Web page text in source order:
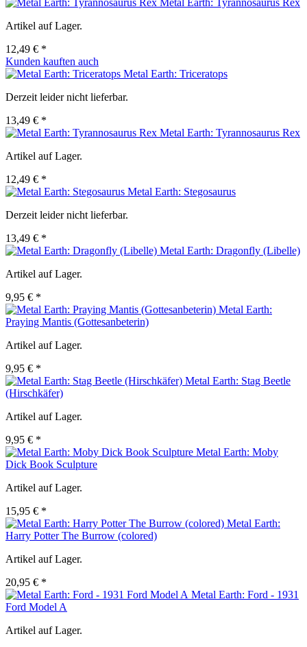
Metal Earth: Tyrannosaurus Rex
Artikel auf Lager.
12,49 € *
Kunden kauften auch
Metal Earth: Triceratops
Derzeit leider nicht lieferbar.
13,49 € *
Metal Earth: Tyrannosaurus Rex
Artikel auf Lager.
12,49 € *
Metal Earth: Stegosaurus
Derzeit leider nicht lieferbar.
13,49 € *
Metal Earth: Dragonfly (Libelle)
Artikel auf Lager.
9,95 € *
Metal Earth:
Praying Mantis (Gottesanbeterin)
Artikel auf Lager.
9,95 € *
Metal Earth: Stag Beetle
(Hirschkäfer)
Artikel auf Lager.
9,95 € *
Metal Earth: Moby
Dick Book Sculpture
Artikel auf Lager.
15,95 € *
Metal Earth:
Harry Potter The Burrow (colored)
Artikel auf Lager.
20,95 € *
Metal Earth: Ford - 1931
Ford Model A
Artikel auf Lager.